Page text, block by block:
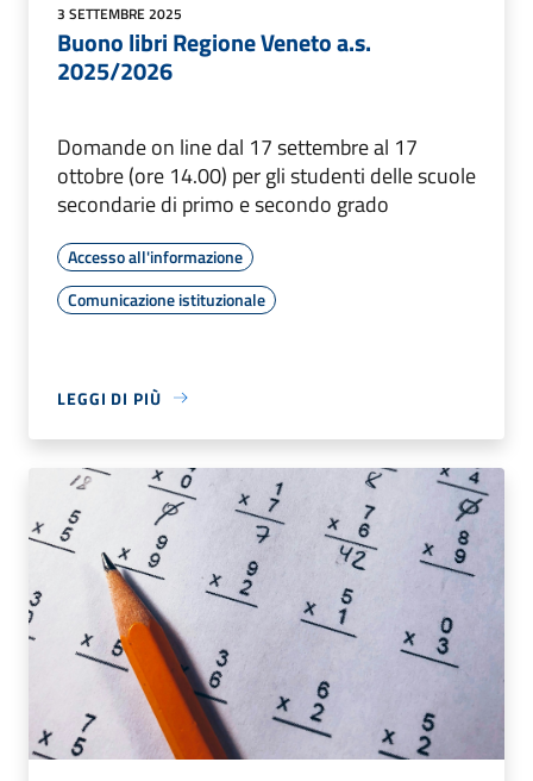
3 SETTEMBRE 2025
Buono libri Regione Veneto a.s.
2025/2026
Domande on line dal 17 settembre al 17
ottobre (ore 14.00) per gli studenti delle scuole
secondarie di primo e secondo grado
Accesso all'informazione
Comunicazione istituzionale
LEGGI DI PIÙ